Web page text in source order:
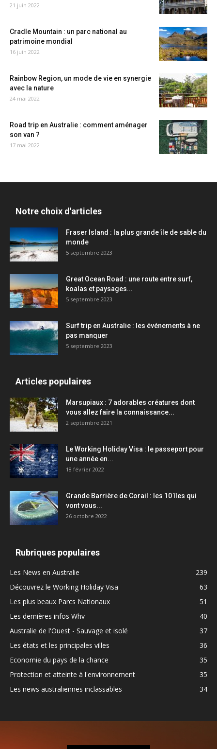
21 juin 2022
Cradle Mountain : un parc national au
patrimoine mondial
16 juin 2022
Rainbow Region, un mode de vie en synergie
avec la nature
24 mai 2022
Road trip en Australie : comment aménager
son van ?
17 mai 2022
Notre choix d'articles
Fraser Island : la plus grande île de sable du
monde
5 septembre 2023
Great Ocean Road : une route entre surf,
koalas et paysages...
5 septembre 2023
Surf trip en Australie : les événements à ne
pas manquer
5 septembre 2023
Articles populaires
Marsupiaux : 7 adorables créatures dont
vous allez faire la connaissance...
2 septembre 2021
Le Working Holiday Visa : le passeport pour
une année en...
18 février 2022
Grande Barrière de Corail : les 10 îles qui
vont vous...
26 octobre 2022
Rubriques populaires
Les News en Australie
239
Découvrez le Working Holiday Visa
63
Les plus beaux Parcs Nationaux
51
Les dernières infos Whv
40
Australie de l'Ouest - Sauvage et isolé
37
Les états et les principales villes
36
Economie du pays de la chance
35
Protection et atteinte à l'environnement
35
Les news australiennes inclassables
34